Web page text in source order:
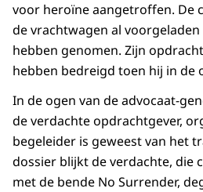
voor heroïne aangetroffen. De
de vrachtwagen al
hebben genomen. Zijn
hebben bedreigd toen hij in de
In de ogen van de advocaat-
de verdachte opdrachtgever,
begeleider is geweest van het
dossier blijkt de verdachte, die
met de bende No Surrender,